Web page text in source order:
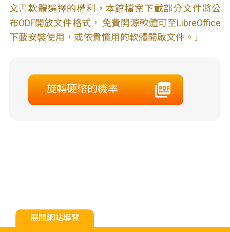
文書軟體選擇的權利，本館檔案下載部分文件將公
布ODF開放文件格式， 免費開源軟體可至LibreOffice
下載安裝使用，或依貴慣用的軟體開啟文件。」
旋轉硬幣的機率
展開網站導覽